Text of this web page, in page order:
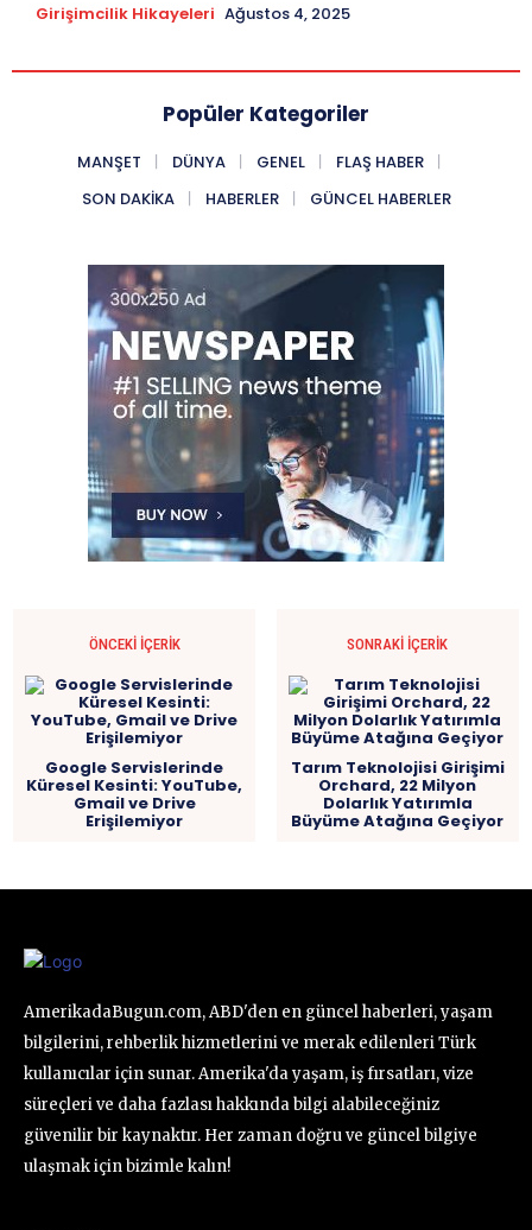
Girişimcilik Hikayeleri Ağustos 4, 2025
Popüler Kategoriler
MANŞET DÜNYA GENEL
FLAŞ HABER
SON DAKIKA
HABERLER GÜNCEL HABERLER
ÖNCEKI İÇERIK
Google Servislerinde
Küresel Kesinti: YouTube,
Gmail ve Drive
Erişilemiyor
SONRAKI İÇERIK
Tarım Teknolojisi Girişimi
Orchard, 22 Milyon
Dolarlık Yatırımla
Büyüme Atağına Geçiyor
AmerikadaBugun.com, ABD'den en güncel haberleri, yaşam
bilgilerini, rehberlik hizmetlerini ve merak edilenleri Türk
kullanıcılar için sunar. Amerika'da yaşam, iş fırsatları, vize
süreçleri ve daha fazlası hakkında bilgi alabileceğiniz
güvenilir bir kaynaktır. Her zaman doğru ve güncel bilgiye
ulaşmak için bizimle kalın!